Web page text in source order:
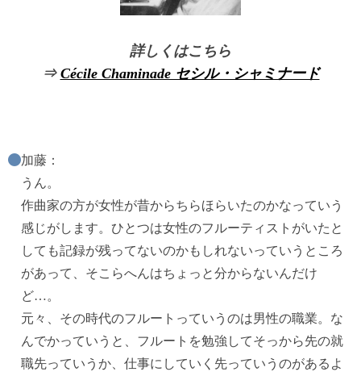
詳しくはこちら
⇒ Cécile Chaminade セシル・シャミナード
加藤：
うん。
作曲家の方が女性が昔からちらほらいたのかなっていう
感じがします。ひとつは女性のフルーティストがいたと
しても記録が残ってないのかもしれないっていうところ
があって、そこらへんはちょっと分からないんだけ
ど…。
元々、その時代のフルートっていうのは男性の職業。な
んでかっていうと、フルートを勉強してそっから先の就
職先っていうか、仕事にしていく先っていうのがあるよ